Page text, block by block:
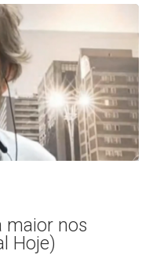
maior nos
Hoje)